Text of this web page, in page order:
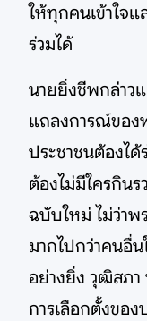
ให้ทุกคนเข้าใจแ
ร่วมได้
นายยิ่งชีพกล่าว
แถลงการณ์ของ
ประชาชนต้องไ
ต้องไม่มีใครกิน
ฉบับใหม่ ไม่ว่าพ
มากไปกว่าคนอื่
อย่างยิ่ง วุฒิสภา
การเลือกตั้งขอ